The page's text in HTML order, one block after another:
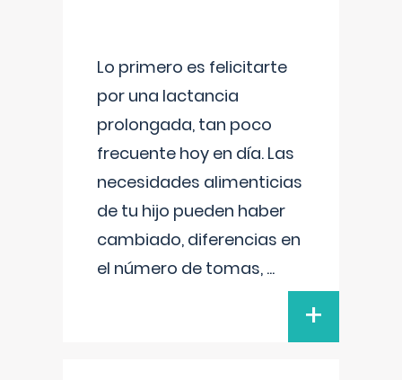
Lo primero es felicitarte
por una lactancia
prolongada, tan poco
frecuente hoy en día. Las
necesidades alimenticias
de tu hijo pueden haber
cambiado, diferencias en
el número de tomas, ...
+